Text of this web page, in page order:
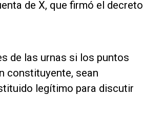
de X, que firmó el decreto
de las urnas si los puntos
constituyente, sean
legítimo para discutir